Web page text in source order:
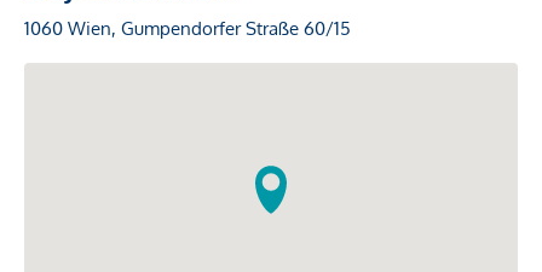
1060 Wien, Gumpendorfer Straße 60/15